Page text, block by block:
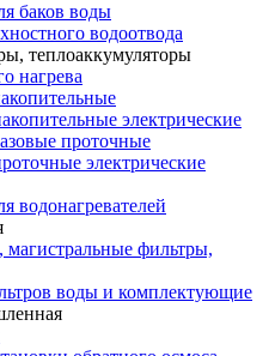
баков воды
водоотвода
теплоаккумуляторы
нагрева
электрические
проточные
электрические
водонагревателей
фильтры,
воды и комплектующие